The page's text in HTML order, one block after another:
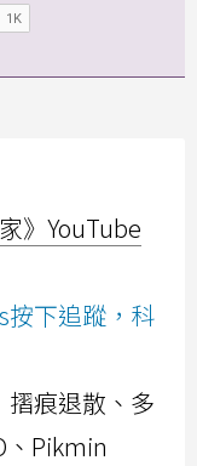
》YouTube
按下追蹤，科
摺痕退散、多
、Pikmin